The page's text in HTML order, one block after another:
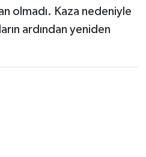
olmadı. Kaza nedeniyle
ardından yeniden